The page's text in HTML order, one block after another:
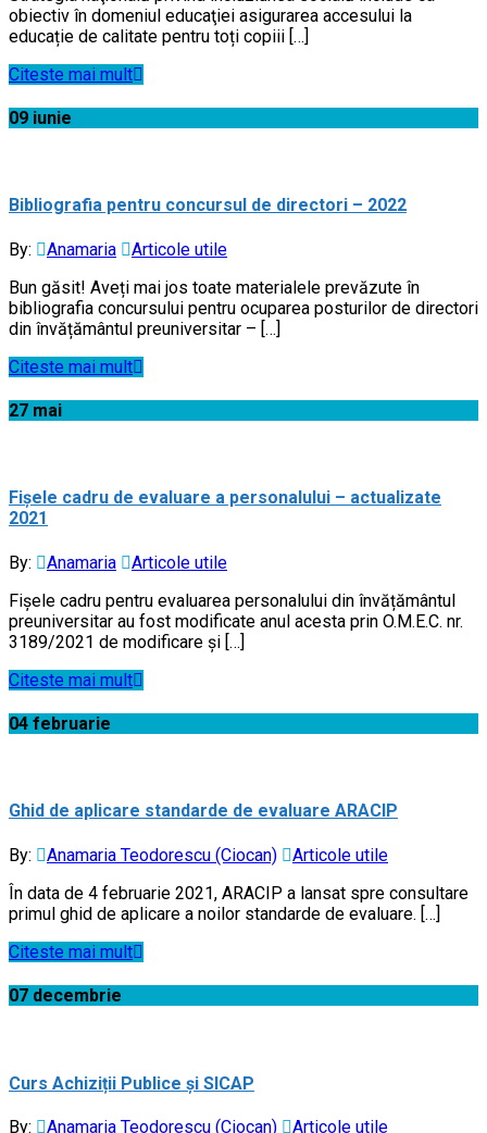
obiectiv în domeniul educaţiei asigurarea accesului la
educație de calitate pentru toți copiii […]
Citeste mai mult
09 iunie
Bibliografia pentru concursul de directori – 2022
By: Anamaria
Articole utile
Bun găsit! Aveți mai jos toate materialele prevăzute în
bibliografia concursului pentru ocuparea posturilor de directori
din învățământul preuniversitar – […]
Citeste mai mult
27 mai
Fișele cadru de evaluare a personalului – actualizate
2021
By: Anamaria
Articole utile
Fișele cadru pentru evaluarea personalului din învățământul
preuniversitar au fost modificate anul acesta prin O.M.E.C. nr.
3189/2021 de modificare şi […]
Citeste mai mult
04 februarie
Ghid de aplicare standarde de evaluare ARACIP
By: Anamaria Teodorescu (Ciocan)
Articole utile
În data de 4 februarie 2021, ARACIP a lansat spre consultare
primul ghid de aplicare a noilor standarde de evaluare. […]
Citeste mai mult
07 decembrie
Curs Achiziții Publice și SICAP
By: Anamaria Teodorescu (Ciocan)
Articole utile